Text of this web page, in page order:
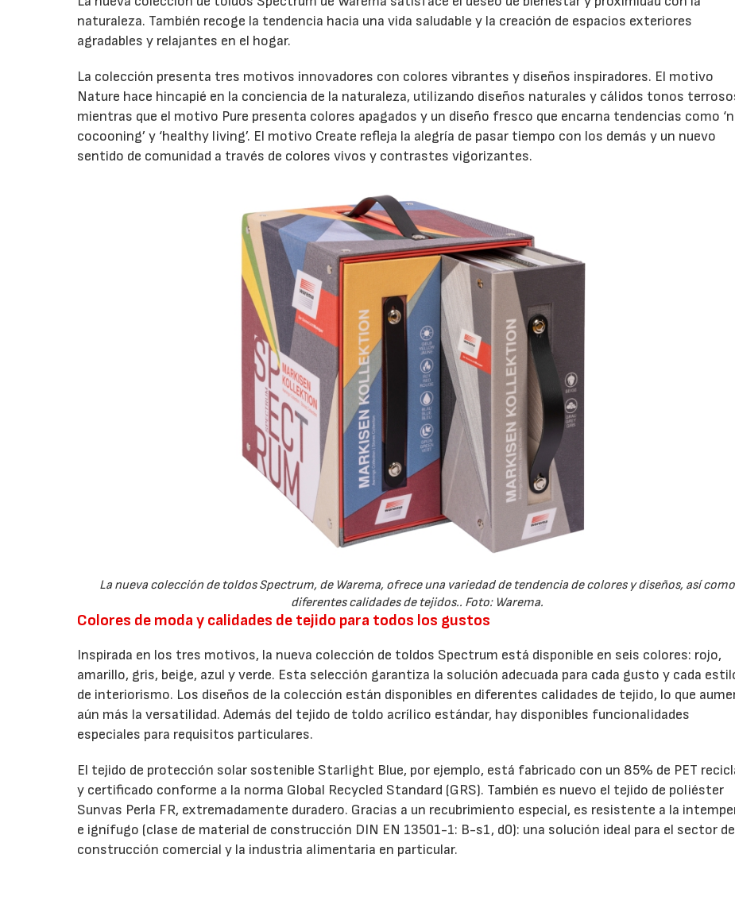
naturaleza. También recoge la tendencia hacia una vida saludable y la creación de espacios exteriores
agradables y relajantes en el hogar.
La colección presenta tres motivos innovadores con colores vibrantes y diseños inspiradores. El motivo
Nature hace hincapié en la conciencia de la naturaleza, utilizando diseños naturales y cálidos tonos
mientras que el motivo Pure presenta colores apagados y un diseño fresco que encarna tendencias como
cocooning’ y ‘healthy living’. El motivo Create refleja la alegría de pasar tiempo con los demás y un nuevo
sentido de comunidad a través de colores vivos y contrastes vigorizantes.
La nueva colección de toldos Spectrum, de Warema, ofrece una variedad de tendencia de colores y diseños, así como
diferentes calidades de tejidos.. Foto: Warema.
Colores de moda y calidades de tejido para todos los gustos
Inspirada en los tres motivos, la nueva colección de toldos Spectrum está disponible en seis colores: rojo,
amarillo, gris, beige, azul y verde. Esta selección garantiza la solución adecuada para cada gusto y cada
de interiorismo. Los diseños de la colección están disponibles en diferentes calidades de tejido, lo que
aún más la versatilidad. Además del tejido de toldo acrílico estándar, hay disponibles funcionalidades
especiales para requisitos particulares.
El tejido de protección solar sostenible Starlight Blue, por ejemplo, está fabricado con un 85% de PET
y certificado conforme a la norma Global Recycled Standard (GRS). También es nuevo el tejido de poliéster
Sunvas Perla FR, extremadamente duradero. Gracias a un recubrimiento especial, es resistente a la
e ignífugo (clase de material de construcción DIN EN 13501-1: B-s1, d0): una solución ideal para el sector
construcción comercial y la industria alimentaria en particular.